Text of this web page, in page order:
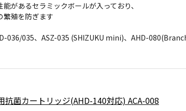
があるセラミックボールが入っており、
繁殖を防ぎます
036/035、ASZ-035 (SHIZUKU mini)、AHD-
抗菌カートリッジ(AHD-140対応) ACA-008